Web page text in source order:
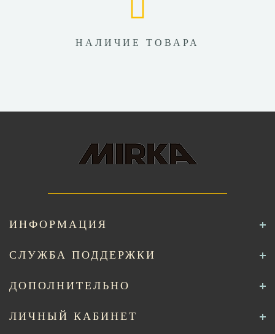
НАЛИЧИЕ ТОВАРА
ИНФОРМАЦИЯ
СЛУЖБА ПОДДЕРЖКИ
ДОПОЛНИТЕЛЬНО
ЛИЧНЫЙ КАБИНЕТ